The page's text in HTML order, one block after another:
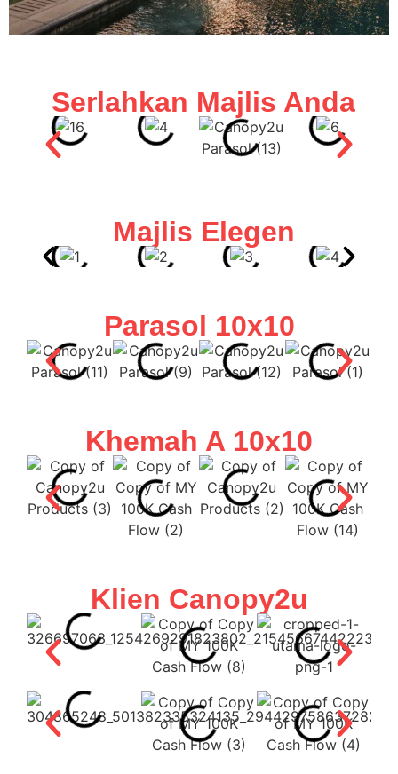
Serlahkan Majlis Anda
Majlis Elegen
Parasol 10x10
Khemah A 10x10
Klien Canopy2u